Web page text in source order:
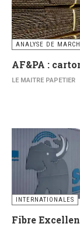
ANALYSE DE
AF&PA :
LE MAITRE PAPETIER
INTERNATIONALES
Fibre